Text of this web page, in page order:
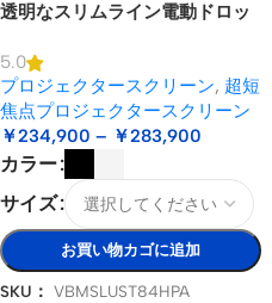
透明なスリムライン電動ドロッ
リーン天井マウント UST レーザ
ー プロジェクター用
5.0
プロジェクタースクリーン, 超短
焦点プロジェクタースクリーン
￥234,900 – ￥283,900
カラー
サイズ
お買い物カゴに追加
SKU： VBMSLUST84HPA